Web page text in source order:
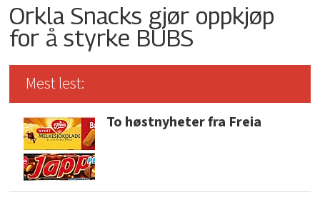
Orkla Snacks gjør oppkjøp
for å styrke BUBS
Mest lest:
To høstnyheter fra Freia